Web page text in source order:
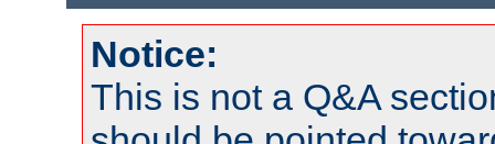
Notice:
This is not a Q&A